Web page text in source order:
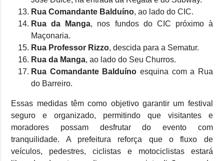
Rua Comandante Balduíno, ao lado do CIC.
Rua da Manga, nos fundos do CIC próximo à
Maçonaria.
Rua Professor Rizzo, descida para a Sematur.
Rua da Manga, ao lado do Seu Churros.
Rua Comandante Balduíno esquina com a Rua
do Barreiro.
Essas medidas têm como objetivo garantir um festival
seguro e organizado, permitindo que visitantes e
moradores possam desfrutar do evento com
tranquilidade. A prefeitura reforça que o fluxo de
veículos, pedestres, ciclistas e motociclistas estará